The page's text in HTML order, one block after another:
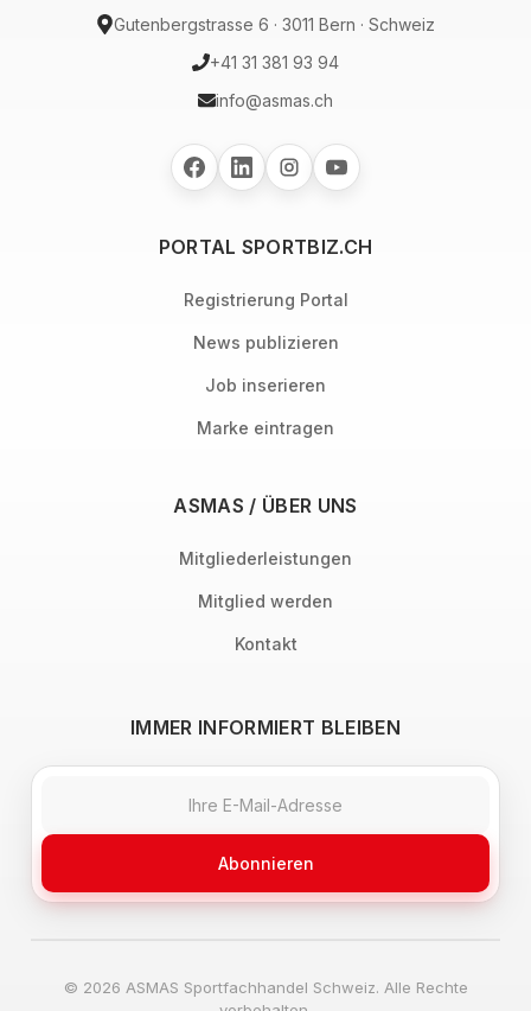
Gutenbergstrasse 6 · 3011 Bern · Schweiz
+41 31 381 93 94
info@asmas.ch
PORTAL SPORTBIZ.CH
Registrierung Portal
News publizieren
Job inserieren
Marke eintragen
ASMAS / ÜBER UNS
Mitgliederleistungen
Mitglied werden
Kontakt
IMMER INFORMIERT BLEIBEN
Abonnieren
© 2026 ASMAS Sportfachhandel Schweiz. Alle Rechte